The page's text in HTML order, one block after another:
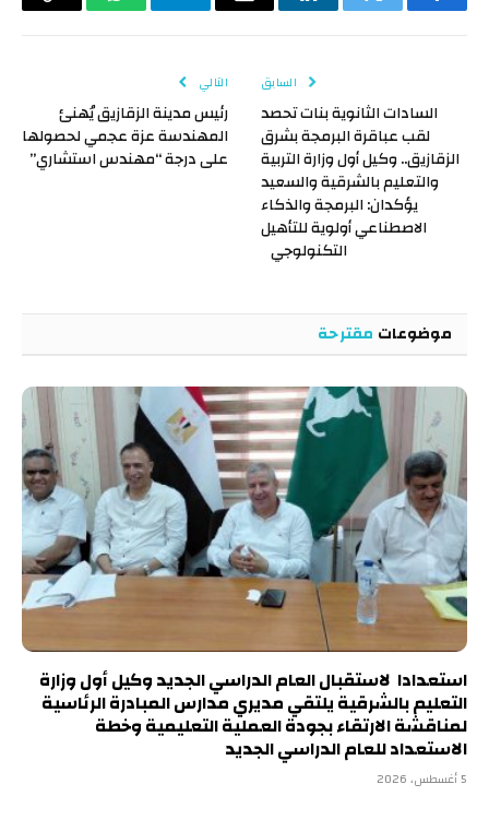
فيسبوكتويتر لينكدإن البريد
تيلقرام واتسابCopy
السابق
السادات الثانوية بنات تحصد
لقب عباقرة البرمجة بشرق
الزقازيق.. وكيل أول وزارة التربية
والتعليم بالشرقية والسعيد
يؤكدان: البرمجة والذكاء
الاصطناعي أولوية للتأهيل
التكنولوجي
التالي
رئيس مدينة الزقازيق يُهنئ
المهندسة عزة عجمي لحصولها
على درجة “مهندس استشاري”
موضوعات مقترحة
استعدادا لاستقبال العام الدراسي الجديد وكيل أول وزارة
التعليم بالشرقية يلتقي مديري مدارس المبادرة الرئاسية
لمناقشة الارتقاء بجودة العملية التعليمية وخطة
الاستعداد للعام الدراسي الجديد
5 أغسطس، 2026